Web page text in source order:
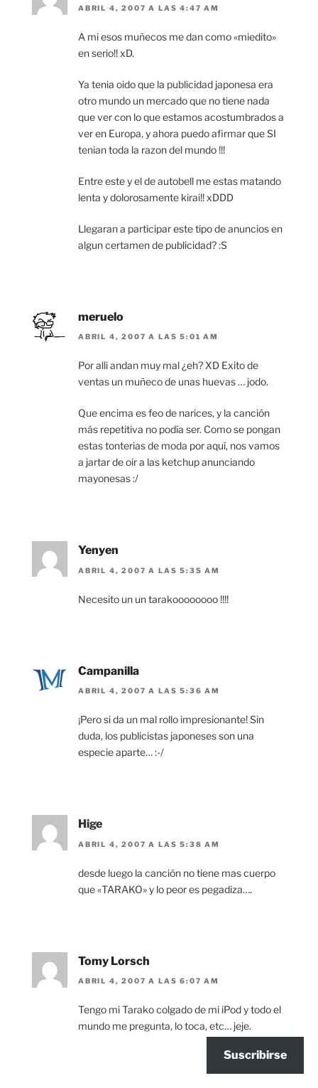
ABRIL 4, 2007 A LAS 4:47 AM
A mi esos muñecos me dan como «miedito»
en serio!! xD.
Ya tenia oido que la publicidad japonesa era
otro mundo un mercado que no tiene nada
que ver con lo que estamos acostumbrados a
ver en Europa, y ahora puedo afirmar que SI
tenian toda la razon del mundo !!!
Entre este y el de autobell me estas matando
lenta y dolorosamente kirai!! xDDD
Llegaran a participar este tipo de anuncios en
algun certamen de publicidad? :S
meruelo
ABRIL 4, 2007 A LAS 5:01 AM
Por alli andan muy mal ¿eh? XD Exito de
ventas un muñeco de unas huevas … jodo.
Que encima es feo de narices, y la canción
más repetitiva no podía ser. Como se pongan
estas tonterias de moda por aquí, nos vamos
a jartar de oir a las ketchup anunciando
mayonesas :/
Yenyen
ABRIL 4, 2007 A LAS 5:35 AM
Necesito un un tarakoooooooo !!!!
Campanilla
ABRIL 4, 2007 A LAS 5:36 AM
¡Pero si da un mal rollo impresionante! Sin
duda, los publicistas japoneses son una
especie aparte… :-/
Hige
ABRIL 4, 2007 A LAS 5:38 AM
desde luego la canción no tiene mas cuerpo
que «TARAKO» y lo peor es pegadiza….
Tomy Lorsch
ABRIL 4, 2007 A LAS 6:07 AM
Tengo mi Tarako colgado de mi iPod y todo el
mundo me pregunta, lo toca, etc… jeje.
Suscribirse